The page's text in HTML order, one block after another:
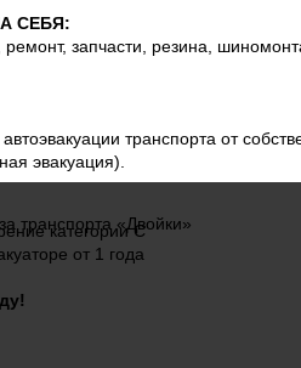
СЕБЯ:
запчасти, резина,
транспорта от
эвакуация).
категории С
от 1 года
транспорта «Двойки»